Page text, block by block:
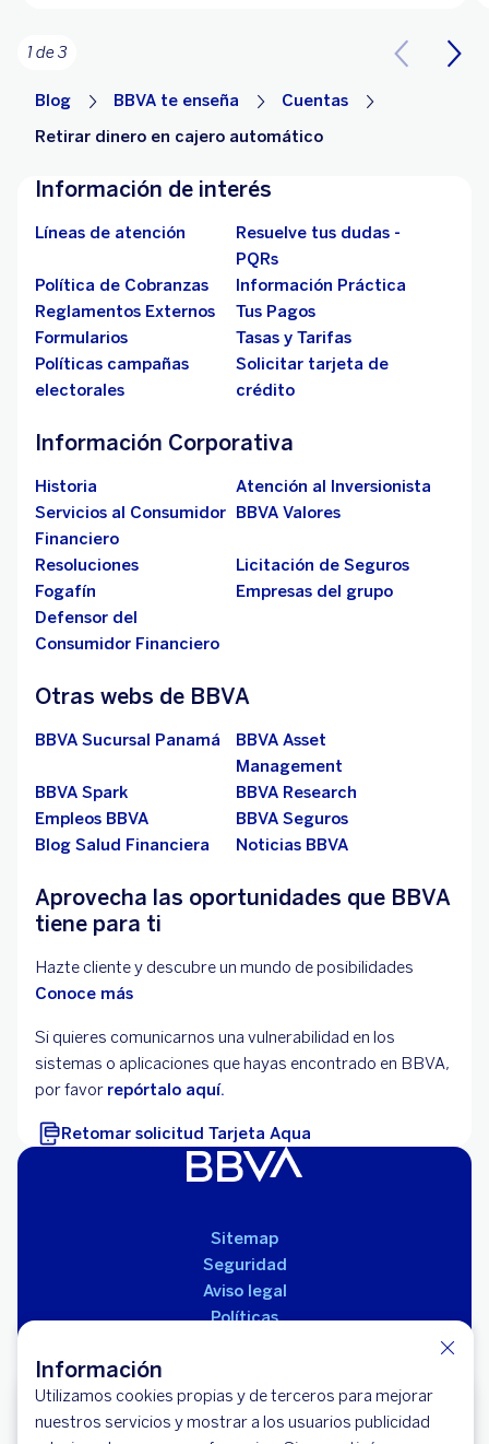
Información
Utilizamos cookies propias y de terceros para mejorar
nuestros servicios y mostrar a los usuarios publicidad
1 de 3
Hazte cliente BBVA
Empieza a usar tu dinero como necesitas.
Blog BBVA te enseña
Cuentas
Retirar dinero en cajero automático
Información de interés
Líneas de atención
Resuelve tus dudas -
PQRs
Política de Cobranzas
Información Práctica
Reglamentos Externos
Tus Pagos
Formularios
Tasas y Tarifas
Políticas campañas
electorales
Solicitar tarjeta de
crédito
Información Corporativa
Historia
Atención al Inversionista
Servicios al Consumidor
Financiero
BBVA Valores
Resoluciones
Licitación de Seguros
Fogafín
Empresas del grupo
Defensor del
Consumidor Financiero
Otras webs de BBVA
BBVA Sucursal Panamá
BBVA Asset
Management
BBVA Spark
BBVA Research
Empleos BBVA
BBVA Seguros
Blog Salud Financiera
Noticias BBVA
Aprovecha las oportunidades que BBVA
tiene para ti
Hazte cliente y descubre un mundo de posibilidades
Conoce más
Si quieres comunicarnos una vulnerabilidad en los
sistemas o aplicaciones que hayas encontrado en BBVA,
por favor repórtalo aquí.
Retomar solicitud Tarjeta Aqua
Sitemap
Seguridad
Aviso legal
Políticas